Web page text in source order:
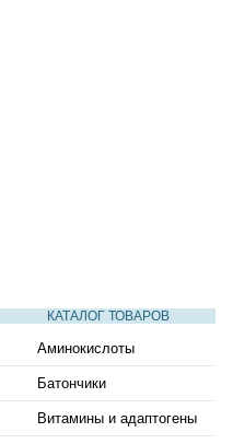
КАТАЛОГ ТОВАРОВ
Аминокислоты
Батончики
Витамины и адаптогены